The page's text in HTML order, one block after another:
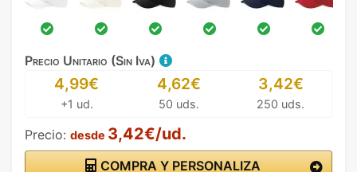
Precio Unitario (Sin Iva)
4,99€
+1 ud.
4,62€
50 uds.
3,42€
250 uds.
Precio: desde 3,42€/ud.
COMPRA Y PERSONALIZA